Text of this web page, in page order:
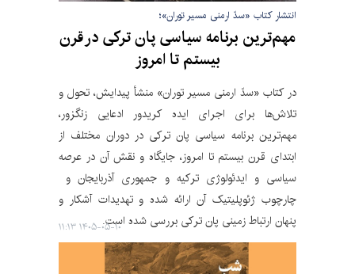
انتشار کتاب «سدّ ارمنی مسیر توران»؛
مهم‌ترین برنامه سیاسی پان ترکی در قرن
بیستم تا امروز
در کتاب «سدّ ارمنی مسیر توران» منشأ پیدایش، تحول و
تلاش‌ها برای اجرای ایده کریدور ادعایی زنگزور،
مهم‌ترین برنامه سیاسی پان ترکی در دوران مختلف از
ابتدای قرن بیستم تا امروز، جایگاه و نقش آن در عرصه
سیاسی و ایدئولوژی ترکیه و جمهوری آذربایجان و
چارچوب ژئوپلیتیک آن ارائه شده و تهدیدات آشکار و
پنهان ارتباط زمینی پان ترکی بررسی شده است.۱۴۰۵-۰۵-۱۰ ۱۱:۱۳